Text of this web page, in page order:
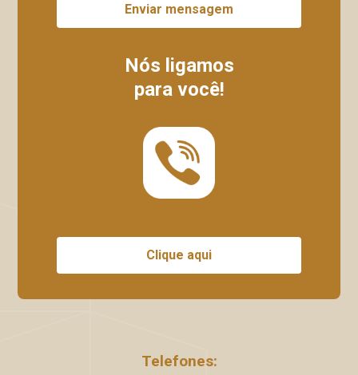
Enviar mensagem
Nós ligamos
para você!
Clique aqui
Telefones: